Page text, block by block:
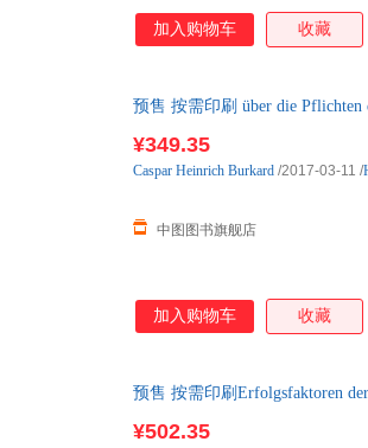
加入购物车 收藏
预售 按需印刷 über die Pflichten
¥349.35
中图图书旗舰店
Caspar Heinrich Burkard /2017-03-11 /
加入购物车 收藏
预售 按需印刷Erfolgsfaktoren
¥502.35